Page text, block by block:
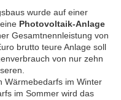
wurde auf einer
Photovoltaik-Anlage
Gesamtnennleistung von
brutto teure Anlage soll
von nur zehn
Wärmebedarfs im Winter
im Sommer wird das